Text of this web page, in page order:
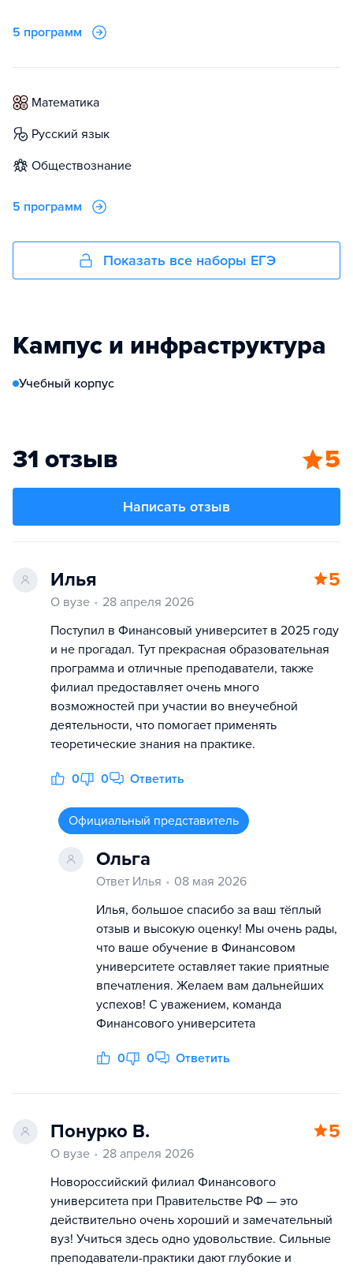
5 программ
математика
русский язык
обществознание
5 программ
Показать все наборы ЕГЭ
Кампус и инфраструктура
Учебный корпус
31 отзыв 5
Написать отзыв
Илья 5
О вузе
28 апреля 2026
Поступил в Финансовый университет в 2025 году
и не прогадал. Тут прекрасная образовательная
программа и отличные преподаватели, также
филиал предоставляет очень много
возможностей при участии во внеучебной
деятельности, что помогает применять
теоретические знания на практике.
0 0 Ответить
Официальный представитель
Ольга
Ответ Илья
08 мая 2026
Илья, большое спасибо за ваш тёплый
отзыв и высокую оценку! Мы очень рады,
что ваше обучение в Финансовом
университете оставляет такие приятные
впечатления. Желаем вам дальнейших
успехов! С уважением, команда
Финансового университета
0 0 Ответить
Понурко В. 5
О вузе
28 апреля 2026
Новороссийский филиал Финансового
университета при Правительстве РФ — это
действительно очень хороший и замечательный
вуз! Учиться здесь одно удовольствие. Сильные
преподаватели-практики дают глубокие и